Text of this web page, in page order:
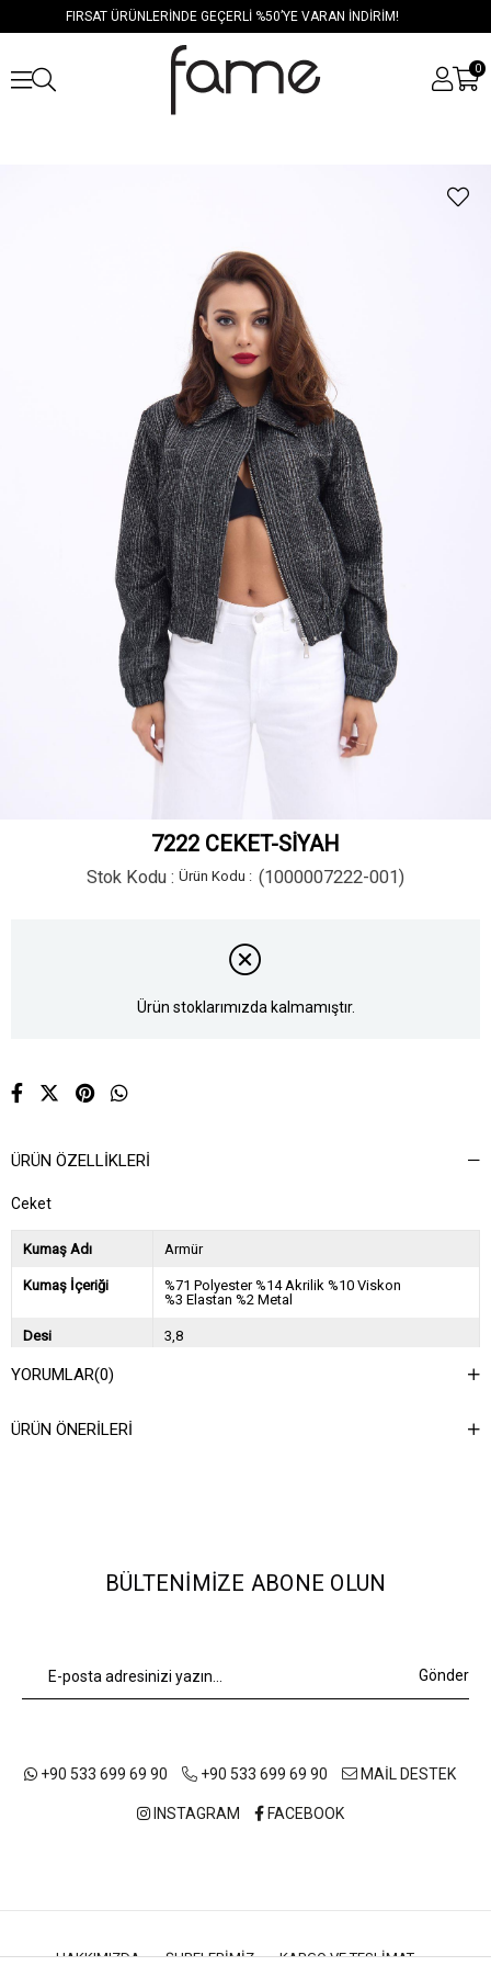
FIRSAT ÜRÜNLERİNDE GEÇERLİ %50’YE VARAN İNDİRİM!
0
7222 CEKET-SİYAH
Stok Kodu (1000007222-001)
Ürün stoklarımızda kalmamıştır.
ÜRÜN ÖZELLIKLERI
Ceket
Kumaş Adı Armür
Kumaş İçeriği
%71 Polyester %14 Akrilik %10 Viskon
%3 Elastan %2 Metal
Desi 3,8
Sezon
YORUMLAR(0)
ÜRÜN ÖNERILERI
BÜLTENIMIZE ABONE OLUN
Gönder
+90 533 699 69 90 +90 533 699 69 90 MAİL DESTEK
INSTAGRAM FACEBOOK
HAKKIMIZDA ŞUBELERIMIZ
KARGO VE TESLIMAT